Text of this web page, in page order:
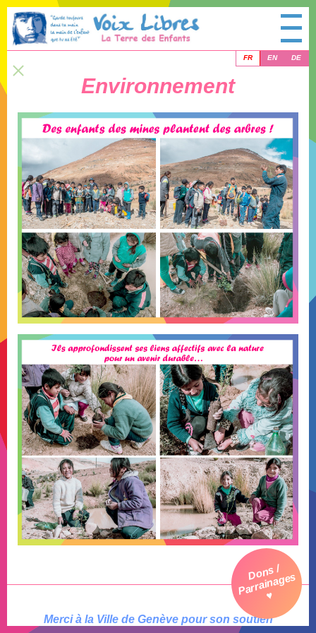
FR EN DE
Dons /
Parrainages
♥
Environnement
Merci à la Ville de Genève pour son soutien